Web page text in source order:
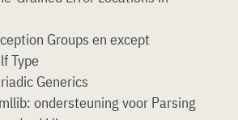
Groups en except
Type
Generics
ondersteuning voor Parsing